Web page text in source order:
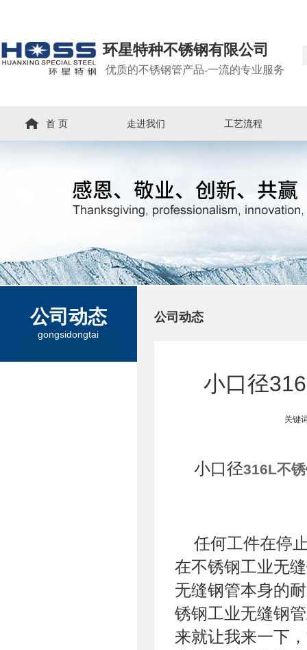
环星特种不锈钢有限公司
优质的不锈钢管产品-一流的专业服务
首 页 走进我们 工艺流程
公司动态
gongsidongtai
公司动态
小口径
关键
小口径316L不
任何工件在停
在不锈钢工业无
无缝钢管本身的
锈钢工业无缝钢
来就让我来一下